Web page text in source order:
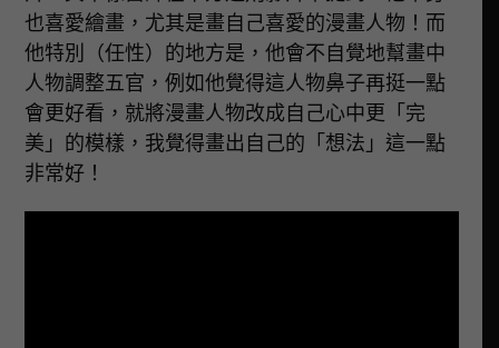
也喜愛繪畫，尤其是畫自己喜愛的漫畫人物！而
他特別（任性）的地方是，他會不自覺地幫畫中
人物調整五官，例如他覺得這人物鼻子再挺一點
會更好看，就將漫畫人物改成自己心中更「完
美」的模樣，我覺得畫出自己的「想法」這一點
非常好！